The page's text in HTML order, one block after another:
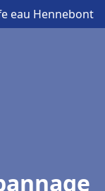
eau Hennebont